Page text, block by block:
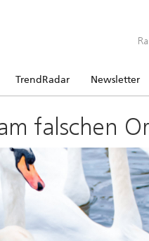
TrendRadar Newsletter
falschen